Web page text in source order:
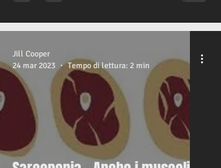
Jill Cooper
24 mar 2023
Tempo di lettura: 2 min